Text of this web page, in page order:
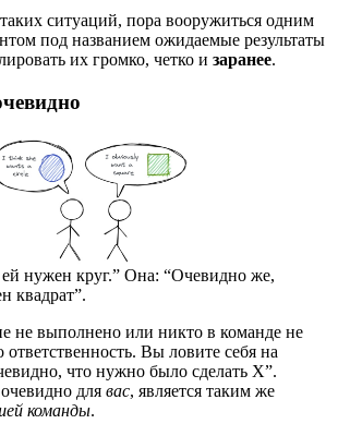
ситуаций, пора вооружиться одним
под названием ожидаемые результаты
их громко, четко и заранее.
нужен круг.” Она: “Очевидно же,
квадрат”.
не выполнено или никто в команде не
ответственность. Вы ловите себя на
что нужно было сделать Х”.
для вас, является таким же
команды.